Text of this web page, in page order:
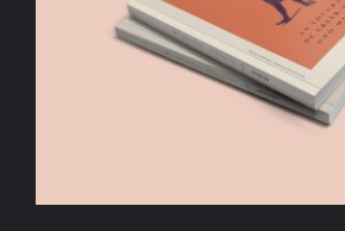
AÑADIR AL CARRITO /